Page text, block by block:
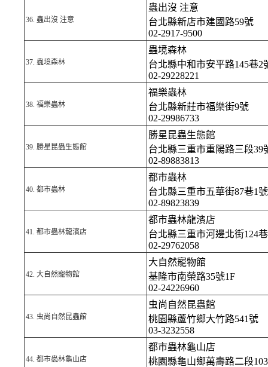
36. 蟲出沒 注意
蟲出沒 注意
台北縣新店市建國路59號
02-2917-9500
37. 蟲境森林
蟲境森林
台北縣中和市安平路145巷2
02-29228221
38. 福樂蟲林
福樂蟲林
台北縣新莊市福樂街9號
02-29986733
39. 勝星昆蟲生態館
勝星昆蟲生態館
台北縣三重市重陽路三段39
02-89883813
40. 都市蟲林
都市蟲林
台北縣三重市五華街87巷1
02-89823839
41. 都市蟲林龍濱店
都市蟲林龍濱店
台北縣三重市河邊北街124
02-29762058
42. 大自然寵物館
大自然寵物館
基隆市南榮路35號1F
02-24226960
43. 虫尚自然昆蟲館
虫尚自然昆蟲館
桃園縣蘆竹鄉大竹路541號
03-3232558
44. 都市蟲林龜山店
都市蟲林龜山店
桃園縣龜山鄉萬壽路二段